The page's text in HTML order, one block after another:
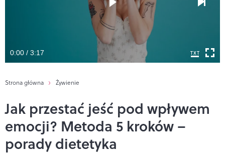
0:00 / 3:17
Strona główna Żywienie
Jak przestać jeść pod wpływem
emocji? Metoda 5 kroków –
porady dietetyka